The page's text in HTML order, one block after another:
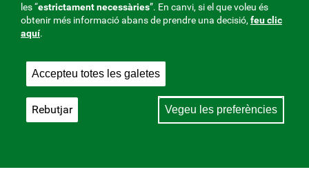
les “estrictamentnecessàries”. En canvi, si el que voleu és
obtenir més informació abans de prendre una decisió, feu clic
aquí.
Accepteu totes les galetes
Vegeu les preferències
Rebutjar